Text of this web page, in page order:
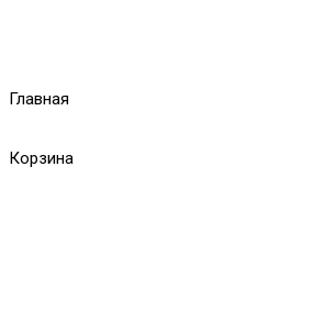
Главная
Корзина